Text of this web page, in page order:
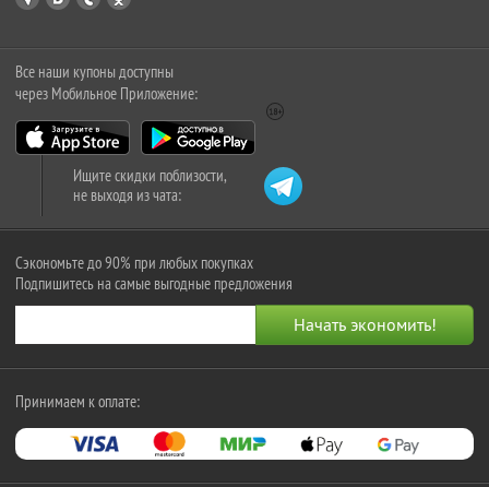
Все наши купоны доступны
через Мобильное Приложение:
Ищите скидки поблизости,
не выходя из чата:
Сэкономьте до 90% при любых покупках
Подпишитесь на самые выгодные предложения
Принимаем к оплате: